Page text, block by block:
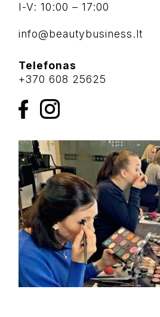
I-V: 10:00 – 17:00
info@beautybusiness.lt
Telefonas
+370 608 25625